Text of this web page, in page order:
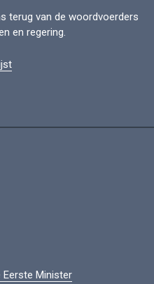
terug van de woordvoerders
en regering.
Eerste Minister